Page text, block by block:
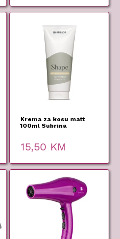
Krema za kosu matt
100ml Subrina
15,50 KM